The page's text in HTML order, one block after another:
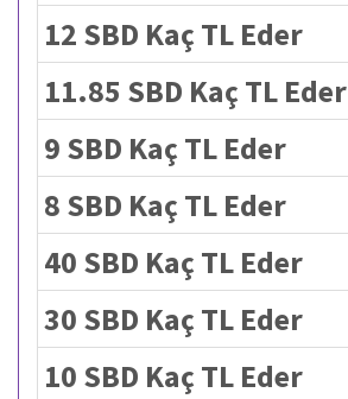
12 SBD Kaç TL Eder
11.85 SBD Kaç TL Eder
9 SBD Kaç TL Eder
8 SBD Kaç TL Eder
40 SBD Kaç TL Eder
30 SBD Kaç TL Eder
10 SBD Kaç TL Eder